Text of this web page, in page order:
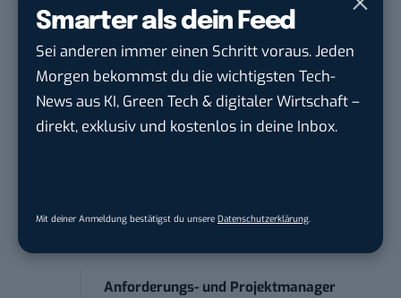
Smarter als dein Feed
Sei anderen immer einen Schritt voraus. Jeden
Morgen bekommst du die wichtigsten Tech-
News aus KI, Green Tech & digitaler Wirtschaft –
direkt, exklusiv und kostenlos in deine Inbox.
Mit deiner Anmeldung bestätigst du unsere Datenschutzerklärung.
geht? Über 12.000 smarte Leser bekommen jeden
Tag UPDATE, unser Tech-Briefing mit den
wichtigsten News des Tages – und sichern sich
damit ihren Vorsprung.Hier kannst du dich
kostenlos anmelden.
Social Media Content Creator (m/w/d)
Anforderungs- und Projektmanager